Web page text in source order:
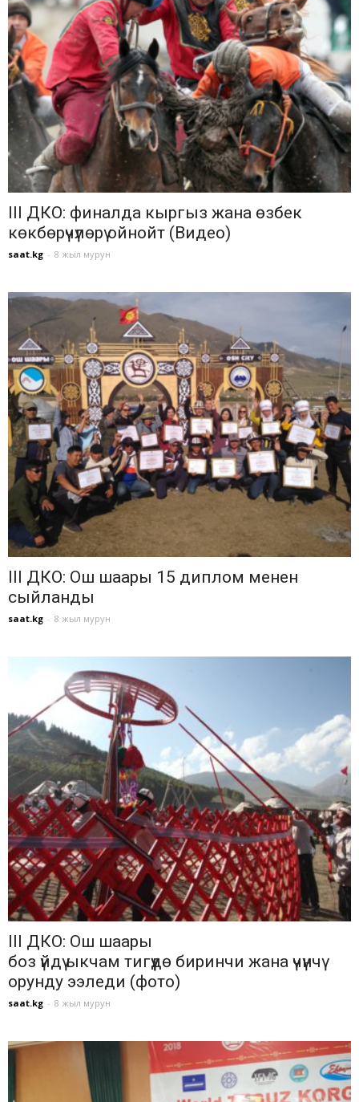
III ДКО: финалда кыргыз жана өзбек
көкбөрүчүлөрү ойнойт (Видео)
saat.kg - 8 жыл мурун
III ДКО: Ош шаары 15 диплом менен
сыйланды
saat.kg - 8 жыл мурун
III ДКО: Ош шаары
боз үйдү ыкчам тигүүдө биринчи жана үчүнчү
орунду ээледи (фото)
saat.kg - 8 жыл мурун